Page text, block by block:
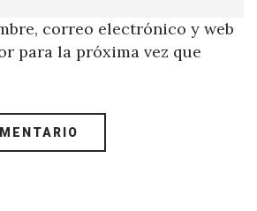
correo electrónico y web
para la próxima vez que